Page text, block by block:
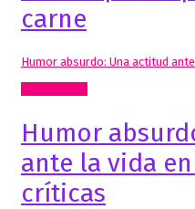
carne
Humor absurdo: Una actitud
Humor
ante la vida
críticas